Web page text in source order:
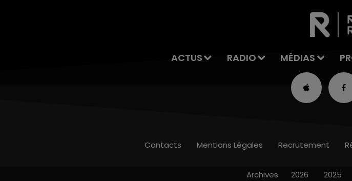
ACTUS RADIO MÉDIAS
Contacts Mentions Légales Recrutement
Archives 2026 2025